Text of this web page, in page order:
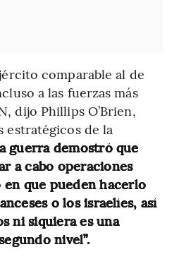
comparable al de
a las fuerzas más
dijo Phillips O’Brien,
estratégicos de la
guerra demostró que
a cabo operaciones
que pueden hacerlo
o los israelíes, así
ni siquiera es una
nivel”.